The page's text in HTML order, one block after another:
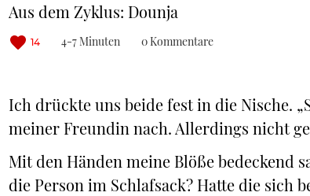
Aus dem Zyklus: Dounja
14 4-7 Minuten 0 Kommentare
Ich drückte uns beide fest in die Nische.
meiner Freundin nach. Allerdings nicht
Mit den Händen meine Blöße bedeckend
die Person im Schlafsack? Hatte die sich